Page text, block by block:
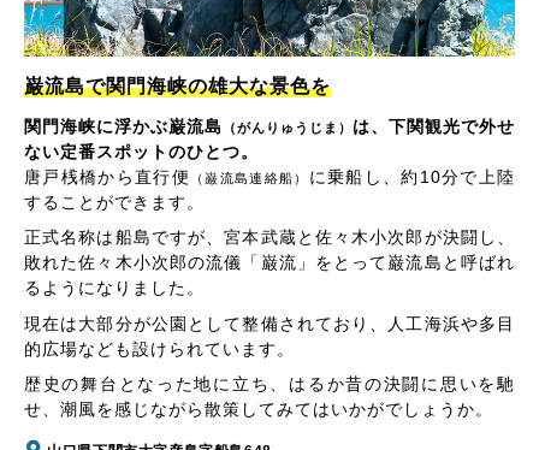
巌流島で関門海峡の雄大な景色を
関門海峡に浮かぶ巌流島 （がんりゅうじま） は、下関観光で外せ
ない定番スポットのひとつ。
唐戸桟橋から直行便
（巌流島連絡船）
に乗船し、約10分で上陸
することができます。
正式名称は船島ですが、宮本武蔵と佐々木小次郎が決闘し、
敗れた佐々木小次郎の流儀「巌流」をとって巌流島と呼ばれ
るようになりました。
現在は大部分が公園として整備されており、人工海浜や多目
的広場なども設けられています。
歴史の舞台となった地に立ち、はるか昔の決闘に思いを馳
せ、潮風を感じながら散策してみてはいかがでしょうか。